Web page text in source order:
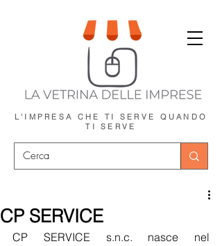
L'IMPRESA CHE TI SERVE QUANDO
TI SERVE
CP SERVICE
CP SERVICE s.n.c. nasce nel